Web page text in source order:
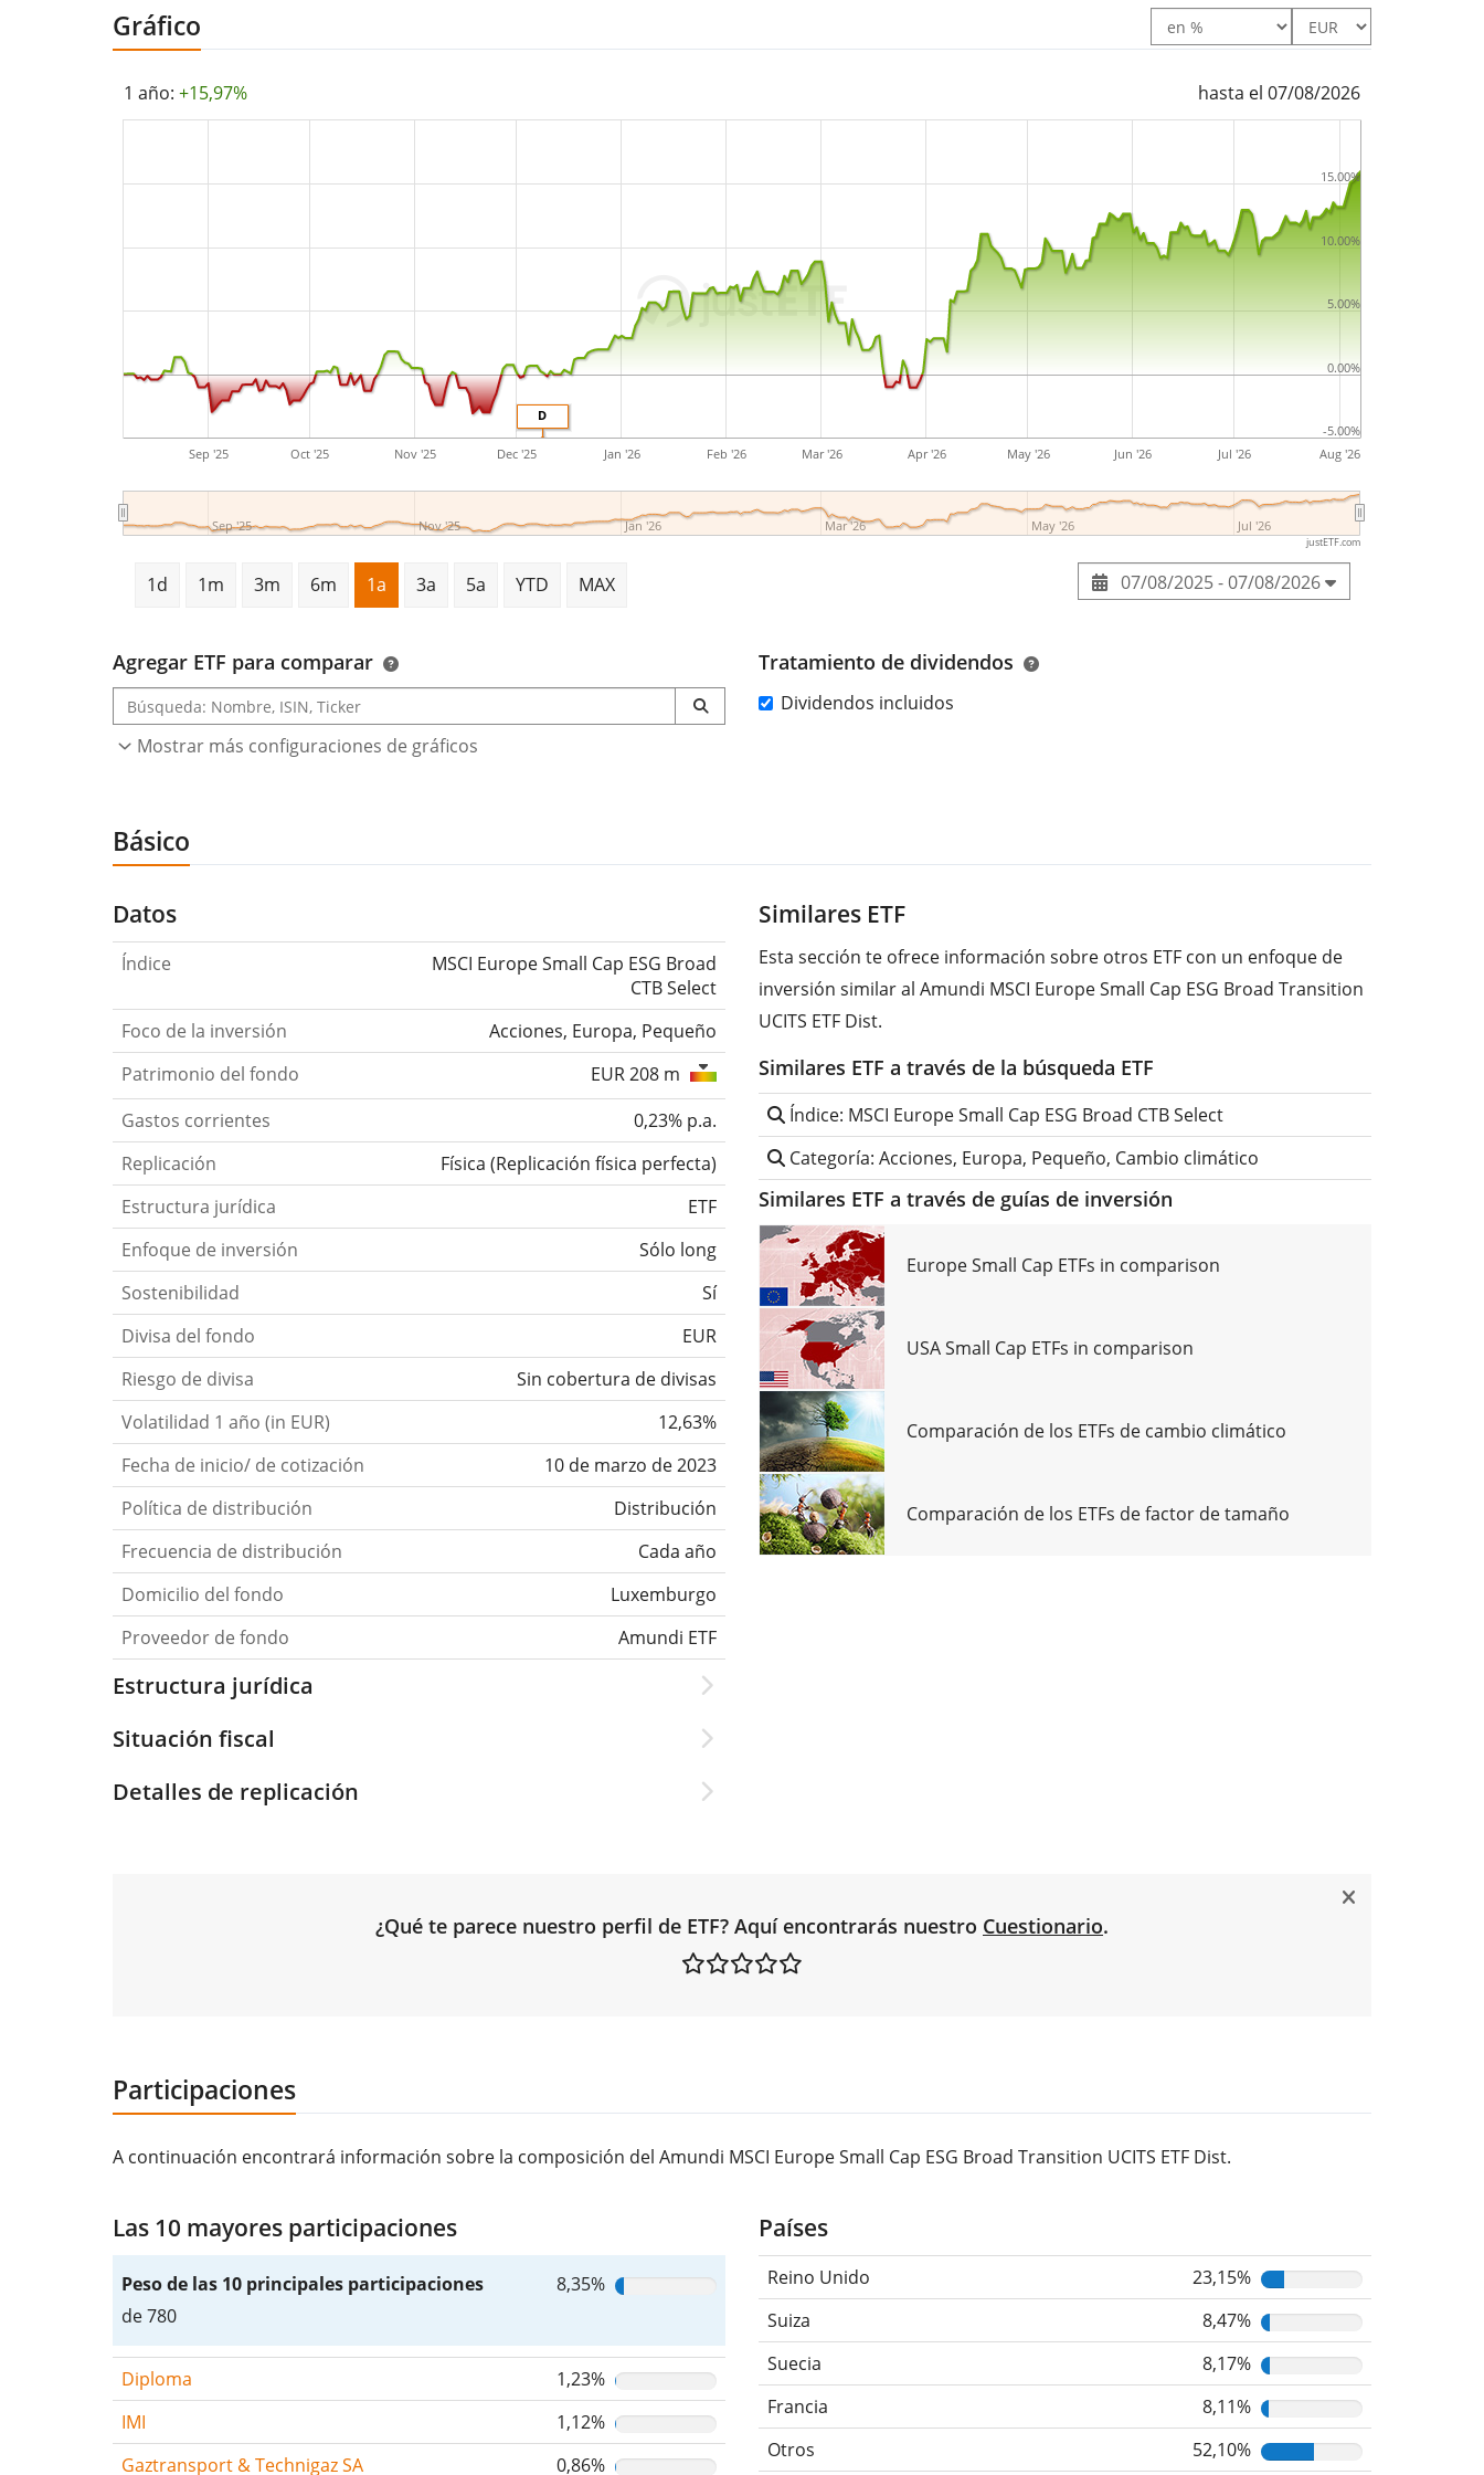
Gráfico
1 año: +15,97% hasta el 07/08/2026
D
Sep '25 Oct '25 Nov '25 Dec '25 Jan '26 Feb '26 Mar '26 Apr '26 May '26 Jun '26 Jul '26 Aug '26
Sep '25 Nov '25 Jan '26 Mar '26 May '26 Jul '26
-5.00%
0.00%
5.00%
10.00%
15.00%
justETF.com
1d 1m 3m 6m 1a 3a 5a YTD MAX 07/08/2025 - 07/08/2026
Agregar ETF para comparar Tratamiento de dividendos
Dividendos incluidos
Mostrar más configuraciones de gráficos
Básico
Datos
Índice
MSCI Europe Small Cap ESG Broad
CTB Select
Foco de la inversión
Acciones, Europa, Pequeño
Patrimonio del fondo
EUR 208 m
Gastos corrientes
0,23% p.a.
Replicación
Física (Replicación física perfecta)
Estructura jurídica
ETF
Enfoque de inversión
Sólo long
Sostenibilidad
Sí
Divisa del fondo
EUR
Riesgo de divisa
Sin cobertura de divisas
Volatilidad 1 año (in EUR)
12,63%
Fecha de inicio/ de cotización
10 de marzo de 2023
Política de distribución
Distribución
Frecuencia de distribución
Cada año
Domicilio del fondo
Luxemburgo
Proveedor de fondo
Amundi ETF
Estructura jurídica
Situación fiscal
Detalles de replicación
Similares ETF
Esta sección te ofrece información sobre otros ETF con un enfoque de
inversión similar al Amundi MSCI Europe Small Cap ESG Broad Transition
UCITS ETF Dist.
Similares ETF a través de la búsqueda ETF
Índice: MSCI Europe Small Cap ESG Broad CTB Select
Categoría: Acciones, Europa, Pequeño, Cambio climático
Similares ETF a través de guías de inversión
Europe Small Cap ETFs in comparison
USA Small Cap ETFs in comparison
Comparación de los ETFs de cambio climático
Comparación de los ETFs de factor de tamaño
¿Qué te parece nuestro perfil de ETF? Aquí encontrarás nuestro Cuestionario.
Participaciones
A continuación encontrará información sobre la composición del Amundi MSCI Europe Small Cap ESG Broad Transition UCITS ETF Dist.
Las 10 mayores participaciones
Peso de las 10 principales participaciones
de 780
8,35%
Diploma
1,23%
IMI
1,12%
Gaztransport & Technigaz SA
0,86%
Países
Reino Unido
23,15%
Suiza
8,47%
Suecia
8,17%
Francia
8,11%
Otros
52,10%